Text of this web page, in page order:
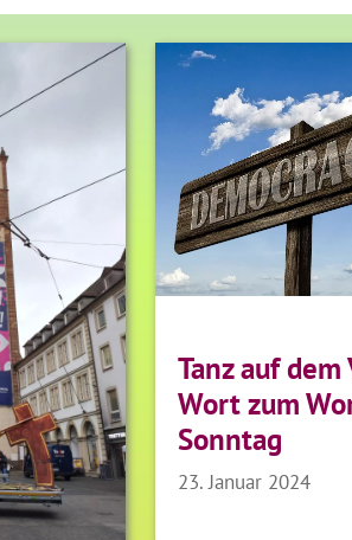
Tanz auf
Wort zum
Sonntag
23. Januar 2024